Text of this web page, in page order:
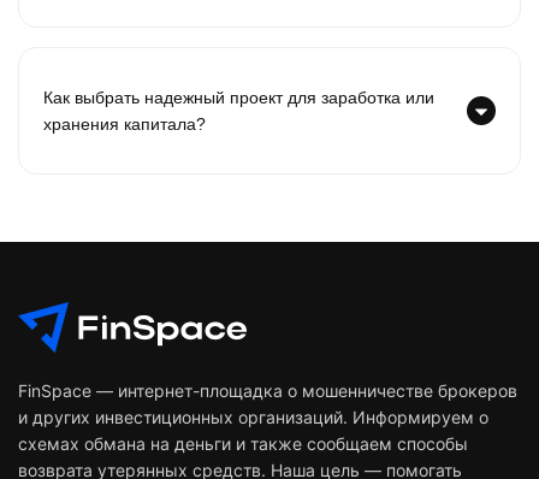
Как выбрать надежный проект для заработка или
хранения капитала?
FinSpace — интернет-площадка о мошенничестве брокеров
и других инвестиционных организаций. Информируем о
схемах обмана на деньги и также сообщаем способы
возврата утерянных средств. Наша цель — помогать